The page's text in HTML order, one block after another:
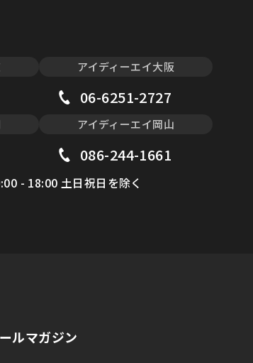
アイディーエイ大阪
06-6251-2727
アイディーエイ岡山
086-244-1661
- 18:00 土日祝日を除く
ルマガジン